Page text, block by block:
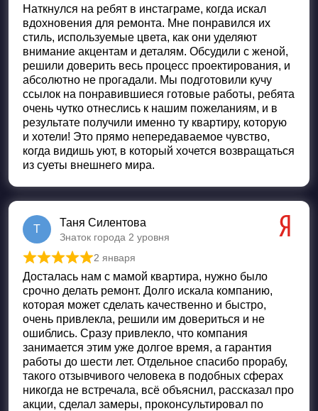
Наткнулся на ребят в инстаграме, когда искал
вдохновения для ремонта. Мне понравился их
стиль, используемые цвета, как они уделяют
внимание акцентам и деталям. Обсудили с женой,
решили доверить весь процесс проектирования, и
абсолютно не прогадали. Мы подготовили кучу
ссылок на понравившиеся готовые работы, ребята
очень чутко отнеслись к нашим пожеланиям, и в
результате получили именно ту квартиру, которую
и хотели! Это прямо непередаваемое чувство,
когда видишь уют, в который хочется возвращаться
из суеты внешнего мира.
Т
Таня Силентова
Знаток города 2 уровня
Оценка 5из 5
2 января
Досталась нам с мамой квартира, нужно было
срочно делать ремонт. Долго искала компанию,
которая может сделать качественно и быстро,
очень привлекла, решили им довериться и не
ошиблись. Сразу привлекло, что компания
занимается этим уже долгое время, а гарантия
работы до шести лет. Отдельное спасибо прорабу,
такого отзывчивого человека в подобных сферах
никогда не встречала, всё объяснил, рассказал про
акции, сделал замеры, проконсультировал по